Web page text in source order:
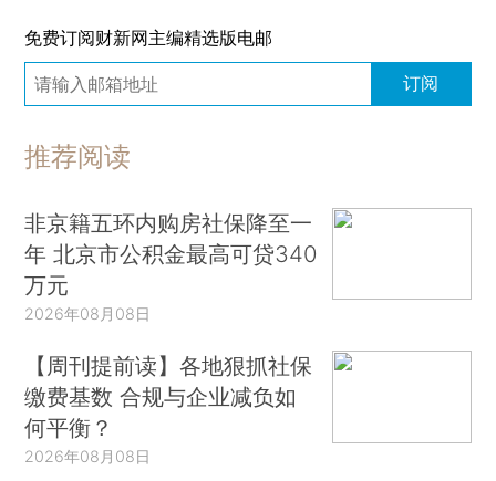
免费订阅财新网主编精选版电邮
订阅
推荐阅读
非京籍五环内购房社保降至一
年 北京市公积金最高可贷340
万元
2026年08月08日
【周刊提前读】各地狠抓社保
缴费基数 合规与企业减负如
何平衡？
2026年08月08日